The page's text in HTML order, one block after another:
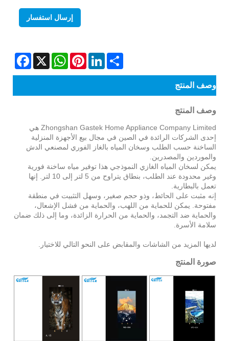
إرسال استفسار
X
WhatsAppPinterestLinkedInShare
وصف المنتج
وصف المنتج
Zhongshan Gastek Home Appliance Company Limited هي
إحدى الشركات الرائدة في الصين في مجال بيع الأجهزة المنزلية
الساخنة حسب الطلب وسخان المياه بالغاز الفوري لمصنعي الدش
والموردين والمصدرين.
يمكن لسخان المياه الغازي النموذجي هذا توفير مياه ساخنة فورية
وغير محدودة عند الطلب، بنطاق يتراوح من 5 لتر إلى 10 لتر. إنها
تعمل بالبطارية.
إنه مثبت على الحائط، وذو حجم صغير، وسهل التثبيت في منطقة
مفتوحة. يمكن للحماية من اللهب، والحماية من فشل الإشعال،
والحماية ضد التجمد، والحماية من الحرارة الزائدة، وما إلى ذلك ضمان
سلامة الأسرة.
لديها المزيد من الشاشات والمقابض على النحو التالي للاختيار.
صورة المنتج